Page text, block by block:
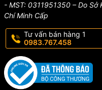
- MST: 0311951350 – Do Sở
Chí Minh Cấp
Tư vấn bán hàng 1
0983.767.458